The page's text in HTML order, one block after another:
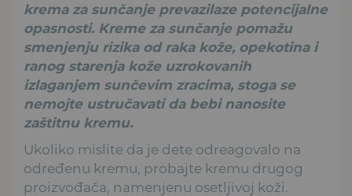
krema za sunčanje prevazilaze potencijalne
opasnosti. Kreme za sunčanje pomažu
smenjenju rizika od raka kože, opekotina i
ranog starenja kože uzrokovanih
izlaganjem sunčevim zracima, stoga se
nemojte ustručavati da bebi nanosite
zaštitnu kremu.
Ukoliko mislite da je dete odreagovalo na
određenu kremu, probajte kremu drugog
proizvođača, namenjenu osetljivoj koži.